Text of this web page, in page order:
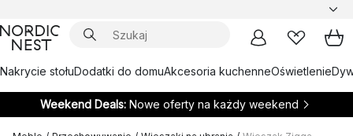
Nakrycie stołuDodatki do domuAkcesoria kuchenneOświetlenie
Weekend Deals: Nowe oferty na każdy weekend